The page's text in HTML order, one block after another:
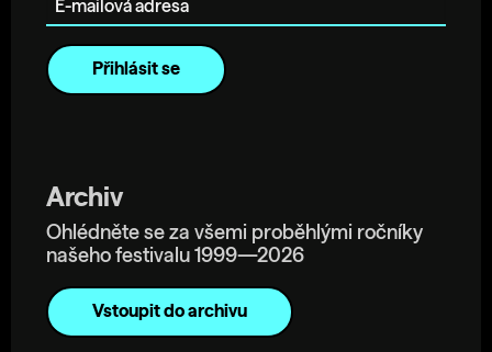
Archiv
Ohlédněte se za všemi proběhlými ročníky
našeho festivalu 1999—2026
Vstoupit do archivu